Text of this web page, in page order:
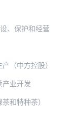
、保护和经营
（中方控股）
业开发
和特种茶）